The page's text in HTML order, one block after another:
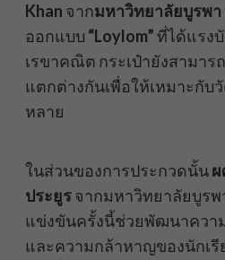
Khan จากมหาวิทยาลัยบูรพา
ออกแบบ “Loylom”ที่ได้แรง
เรขาคณิต กระเป๋ายังสามาร
แตกต่างกันเพื่อให้เหมาะกับ
หลาย
ในส่วนของการประกวดนั้น
ประยูรจากมหาวิทยาลัยบูรพ
แข่งขันครั้งนี้ช่วยพัฒนาควา
และความกล้าหาญของนักเรี